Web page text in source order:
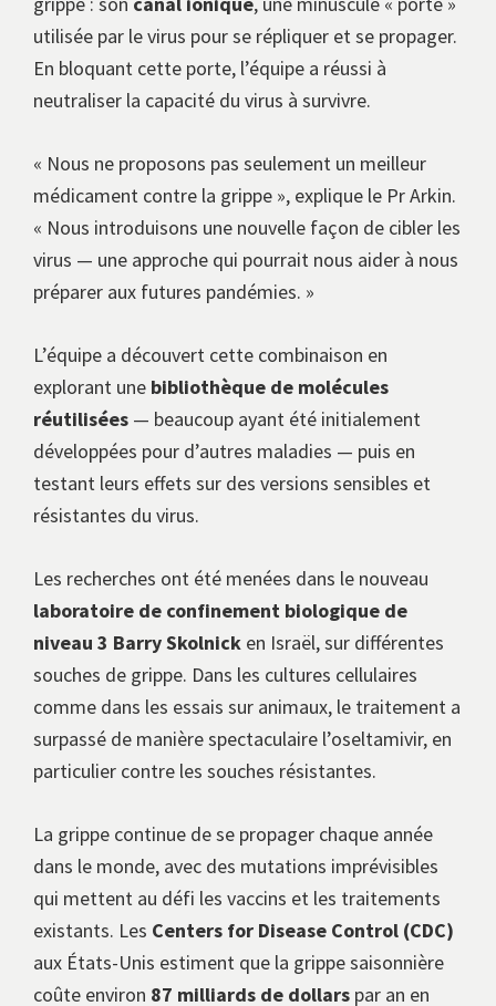
utilisée par le virus pour se répliquer et se propager.
En bloquant cette porte, l’équipe a réussi à
neutraliser la capacité du virus à survivre.
« Nous ne proposons pas seulement un meilleur
médicament contre la grippe », explique le Pr Arkin.
« Nous introduisons une nouvelle façon de cibler les
virus — une approche qui pourrait nous aider à nous
préparer aux futures pandémies. »
L’équipe a découvert cette combinaison en
explorant une bibliothèque de molécules
réutilisées — beaucoup ayant été initialement
développées pour d’autres maladies — puis en
testant leurs effets sur des versions sensibles et
résistantes du virus.
Les recherches ont été menées dans le nouveau
laboratoire de confinement biologique de
niveau 3 Barry Skolnick en Israël, sur différentes
souches de grippe. Dans les cultures cellulaires
comme dans les essais sur animaux, le traitement a
surpassé de manière spectaculaire l’oseltamivir, en
particulier contre les souches résistantes.
La grippe continue de se propager chaque année
dans le monde, avec des mutations imprévisibles
qui mettent au défi les vaccins et les traitements
existants. Les Centers for Disease Control (CDC)
aux États-Unis estiment que la grippe saisonnière
coûte environ 87 milliards de dollars par an en